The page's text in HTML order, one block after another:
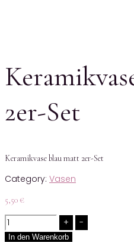
2er-Set
Keramikvase blau matt 2er-Set
Category: Vasen
5,50 €
Quantity
In den Warenkorb